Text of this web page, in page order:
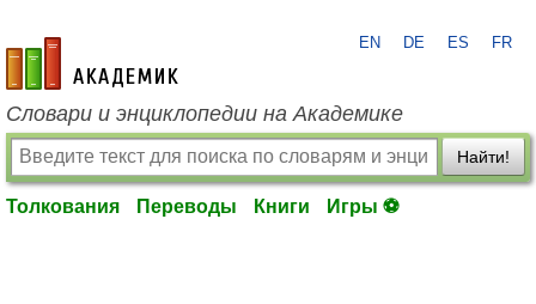
academic.ru
EN DE ES FR
Словари и энциклопедии на Академике
Найти!
Толкования Переводы Книги Игры ⚽